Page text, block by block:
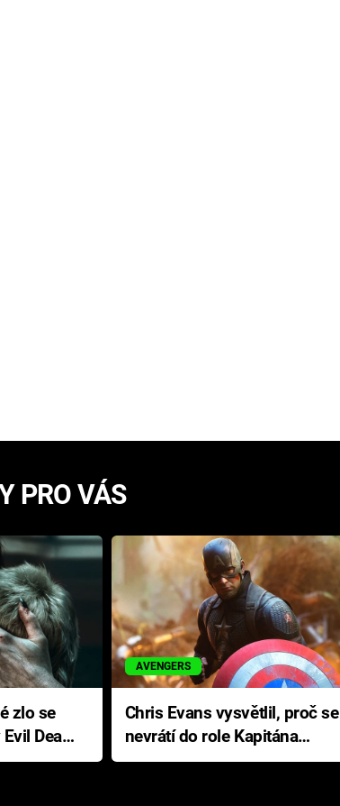
PRO VÁS
Dead
AVENGERS
Chris Evans vysvětlil, proč se
nevrátí do role Kapitána
Ameriky